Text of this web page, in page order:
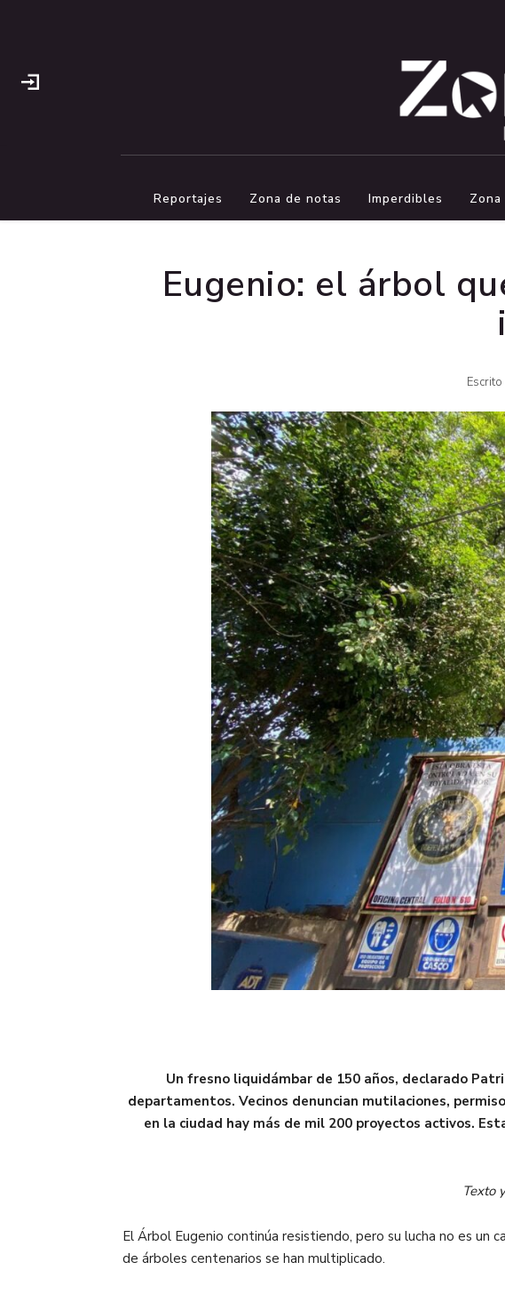
Reportajes Zona de notas Imperdibles
Eugenio: el árbol
Un fresno liquidámbar de 150 años, declarado
departamentos. Vecinos denuncian mutilaciones,
en la ciudad hay más de mil 200 proyectos activos.
Texto
El Árbol Eugenio continúa resistiendo, pero su lucha no es un
de árboles centenarios se han multiplicado.